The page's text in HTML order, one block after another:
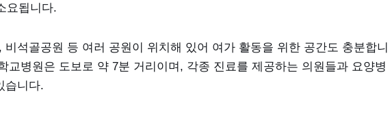
요됩니다.
비석골공원 등 여러 공원이 위치해 있어 여가 활동을 위한 공간도 충분합니
교병원은 도보로 약 7분 거리이며, 각종 진료를 제공하는 의원들과 요양병
습니다.